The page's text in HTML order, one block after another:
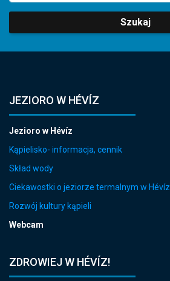
Szukaj
JEZIORO W HÉVÍZ
Jezioro w Hévíz
Kąpielisko- informacja, cennik
Skład wody
Ciekawostki o jeziorze termalnym w Hévíz
Rozwój kultury kąpieli
Webcam
ZDROWIEJ W HÉVÍZ!